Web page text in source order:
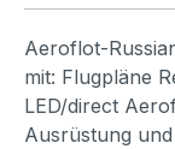
Aeroflot-
mit: Flugpläne
LED/direct
Ausrüstung